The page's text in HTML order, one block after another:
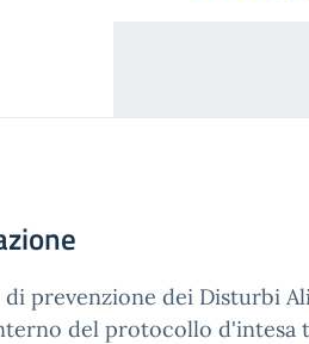
prevenzione dei Disturbi
del protocollo d'intesa